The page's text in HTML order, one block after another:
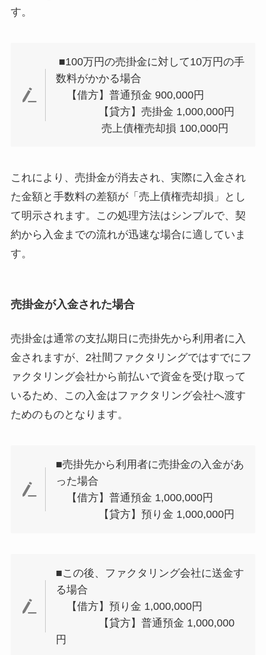
す。
■100万円の売掛金に対して10万円の手
数料がかかる場合
【借方】普通預金 900,000円
【貸方】売掛金 1,000,000円
売上債権売却損 100,000円
これにより、売掛金が消去され、実際に入金され
た金額と手数料の差額が「売上債権売却損」とし
て明示されます。この処理方法はシンプルで、契
約から入金までの流れが迅速な場合に適していま
す。
売掛金が入金された場合
売掛金は通常の支払期日に売掛先から利用者に入
金されますが、2社間ファクタリングではすでにフ
ァクタリング会社から前払いで資金を受け取って
いるため、この入金はファクタリング会社へ渡す
ためのものとなります。
■売掛先から利用者に売掛金の入金があ
った場合
【借方】普通預金 1,000,000円
【貸方】預り金 1,000,000円
■この後、ファクタリング会社に送金す
る場合
【借方】預り金 1,000,000円
【貸方】普通預金 1,000,000
円